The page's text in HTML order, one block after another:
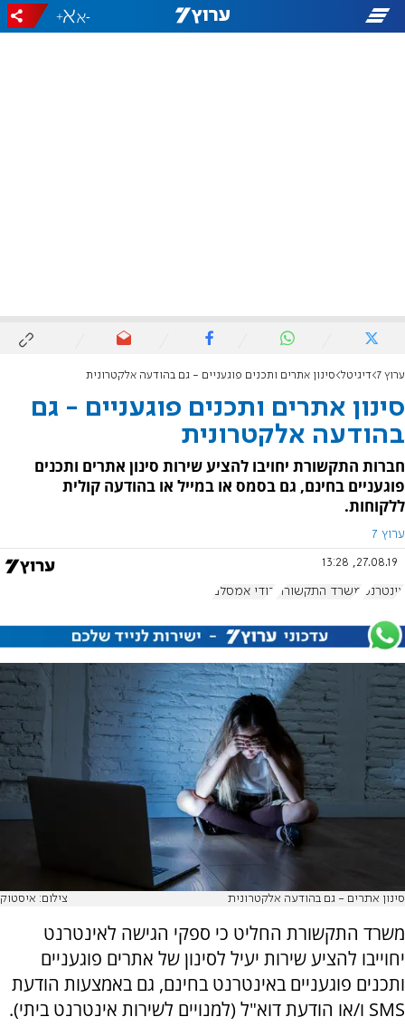
-
+
ערוץ 7 דיגיטל סינון אתרים ותכנים פוגעניים - גם בהודעה אלקטרונית
סינון אתרים ותכנים פוגעניים - גם
בהודעה אלקטרונית
חברות התקשורת יחויבו להציע שירות סינון אתרים ותכנים
פוגעניים בחינם, גם בסמס או במייל או בהודעה קולית
ללקוחות.
ערוץ 7
27.08.19, 13:28
אינטרנט משרד התקשורת דודי אמסלם
סינון אתרים - גם בהודעה אלקטרונית צילום: איסטוק
משרד התקשורת החליט כי ספקי הגישה לאינטרנט
יחוייבו להציע שירות יעיל לסינון של אתרים פוגעניים
ותכנים פוגעניים באינטרנט בחינם, גם באמצעות הודעת
SMS ו/או הודעת דוא"ל (למנויים לשירות אינטרנט ביתי).